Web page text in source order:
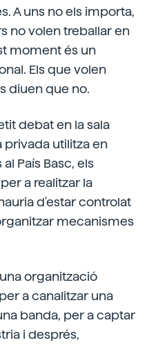
A uns no els importa,
no volen treballar en
moment és un
Els que volen
diuen que no.
debat en la sala
privada utilitza en
País Basc, els
a realitzar la
d'estar controlat
mecanismes
organització
a canalitzar una
banda, per a captar
i després,